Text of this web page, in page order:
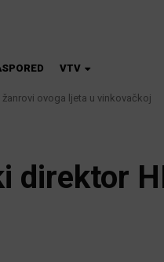
VTV
ovoga ljeta u vinkovačkoj
tlaka u vodovodnoj mreži
direktor